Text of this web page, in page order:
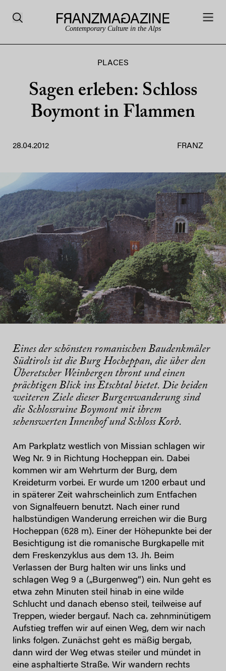
Contemporary Culture in the Alps
PLACES
Sagen erleben: Schloss
Boymont in Flammen
28.04.2012 FRANZ
Eines der schönsten romanischen Baudenkmäler
Südtirols ist die Burg Hocheppan, die über den
Überetscher Weinbergen thront und einen
prächtigen Blick ins Etschtal bietet. Die beiden
weiteren Ziele dieser Burgenwanderung sind
die Schlossruine Boymont mit ihrem
sehenswerten Innenhof und Schloss Korb.
Am Parkplatz westlich von Missian schlagen wir
Weg Nr. 9 in Richtung Hocheppan ein. Dabei
kommen wir am Wehrturm der Burg, dem
Kreideturm vorbei. Er wurde um 1200 erbaut und
in späterer Zeit wahrscheinlich zum Entfachen
von Signalfeuern benutzt. Nach einer rund
halbstündigen Wanderung erreichen wir die Burg
Hocheppan (628 m). Einer der Höhepunkte bei der
Besichtigung ist die romanische Burgkapelle mit
dem Freskenzyklus aus dem 13. Jh. Beim
Verlassen der Burg halten wir uns links und
schlagen Weg 9 a („Burgenweg“) ein. Nun geht es
etwa zehn Minuten steil hinab in eine wilde
Schlucht und danach ebenso steil, teilweise auf
Treppen, wieder bergauf. Nach ca. zehnminütigem
Aufstieg treffen wir auf einen Weg, dem wir nach
links folgen. Zunächst geht es mäßig bergab,
dann wird der Weg etwas steiler und mündet in
eine asphaltierte Straße. Wir wandern rechts